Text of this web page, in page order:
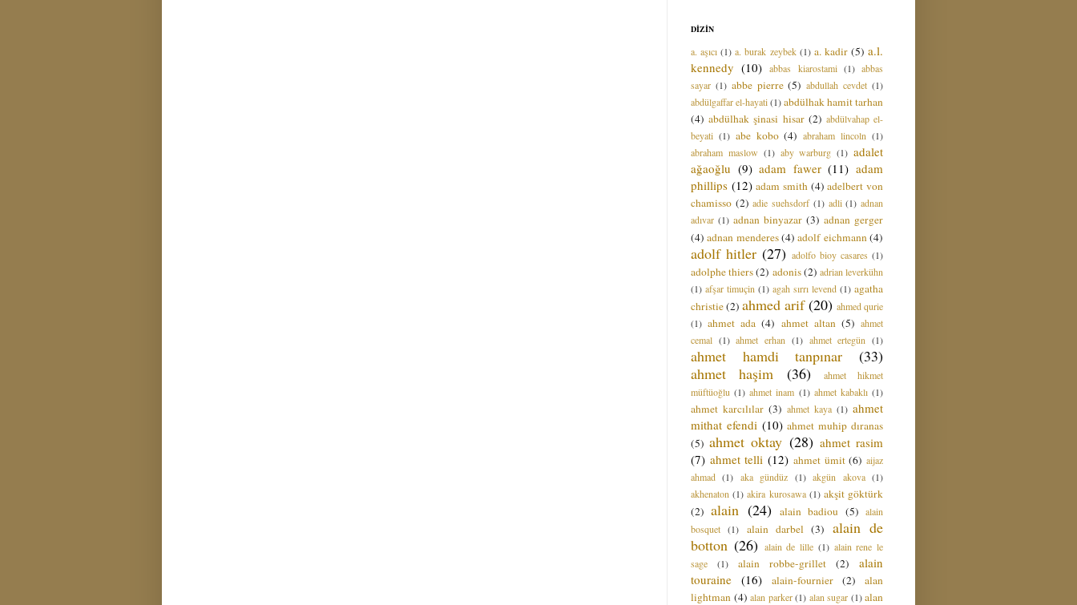
DİZİN
a. aşıcı (1) a. burak zeybek (1) a. kadir (5) a.l.
kennedy (10) abbas kiarostami (1) abbas
sayar (1) abbe pierre (5) abdullah cevdet (1)
abdülgaffar el-hayati(1)abdülhak hamit tarhan
(4) abdülhak şinasi hisar (2) abdülvahap el-
beyati (1) abe kobo (4) abraham lincoln (1)
abraham maslow (1) aby warburg (1) adalet
ağaoğlu (9) adam fawer (11) adam
phillips (12) adam smith (4) adelbert von
chamisso (2) adie suehsdorf (1) adli (1) adnan
adıvar (1) adnan binyazar (3) adnan gerger
(4) adnan menderes(4) adolf eichmann (4)
adolf hitler (27) adolfo bioy casares (1)
adolphe thiers(2) adonis(2) adrian leverkühn
(1) afşar timuçin (1) agah sırrı levend (1) agatha
christie(2) ahmed arif (20) ahmed qurie
(1) ahmet ada (4) ahmet altan (5) ahmet
cemal (1) ahmet erhan (1) ahmet ertegün (1)
ahmet hamdi tanpınar
(33)
ahmet haşim
(36)
ahmet hikmet
müftüoğlu (1) ahmet inam (1) ahmet kabaklı (1)
ahmet karcılılar (3) ahmet kaya (1) ahmet
mithat efendi (10) ahmet muhip dıranas
(5) ahmet oktay (28) ahmet rasim
(7) ahmet telli (12) ahmet ümit (6) aijaz
ahmad (1) aka gündüz (1) akgün akova (1)
akhenaton (1) akira kurosawa (1) akşit göktürk
(2) alain (24) alain badiou (5) alain
bosquet (1) alain darbel (3)
alain de
botton (26) alain de lille (1) alain rene le
sage
(1) alain robbe-grillet (2)
alain
touraine (16) alain-fournier (2)
alan
lightman (4) alan parker (1) alan sugar (1) alan